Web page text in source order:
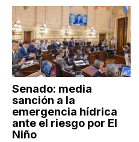
Senado: media
sanción a la
emergencia hídrica
ante el riesgo por El
Niño